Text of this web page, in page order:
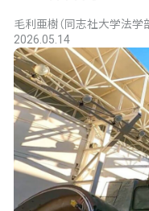
毛利亜樹（同志社大学法学
2026.05.14